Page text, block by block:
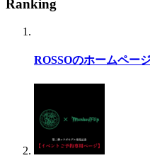
Ranking
ROSSOのホームペー